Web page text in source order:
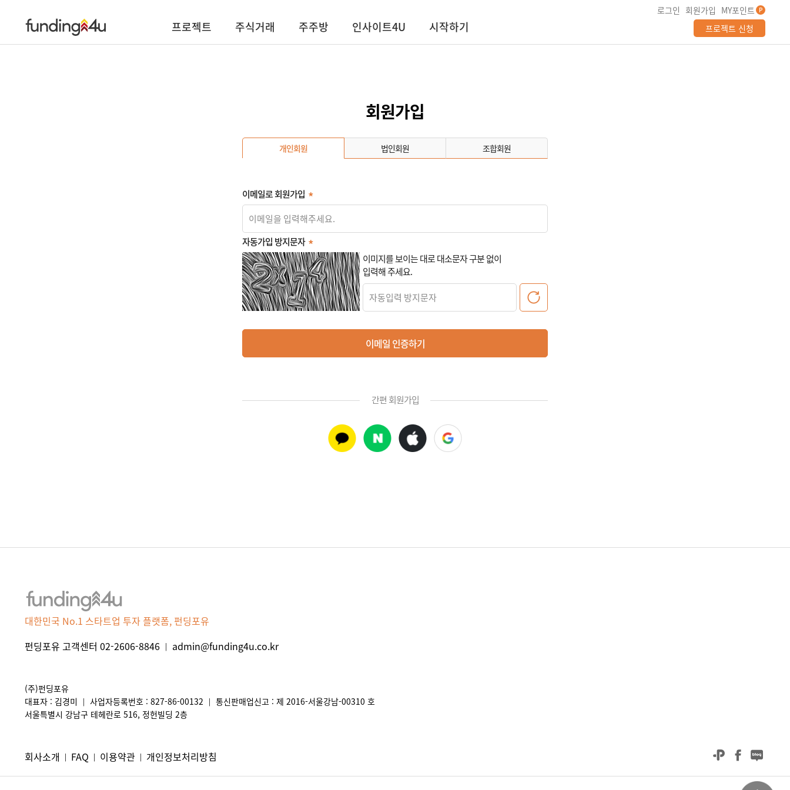
로그인 회원가입 MY포인트 P
프로젝트 주식거래 주주방 인사이트4U 시작하기 프로젝트 신청
회원가입
개인회원 법인회원 조합회원
이메일로 회원가입
자동가입 방지문자
이미지를 보이는 대로 대소문자 구분 없이
입력해 주세요.
이메일 인증하기
간편 회원가입
대한민국 No.1 스타트업 투자 플랫폼, 펀딩포유
펀딩포유 고객센터 02-2606-8846 | admin@funding4u.co.kr
(주)펀딩포유
대표자 : 김경미
| 사업자등록번호 : 827-86-00132 | 통신판매업신고 : 제 2016-서울강남-00310 호
서울특별시 강남구 테헤란로 516, 정헌빌딩 2층
회사소개 | FAQ | 이용약관 | 개인정보처리방침